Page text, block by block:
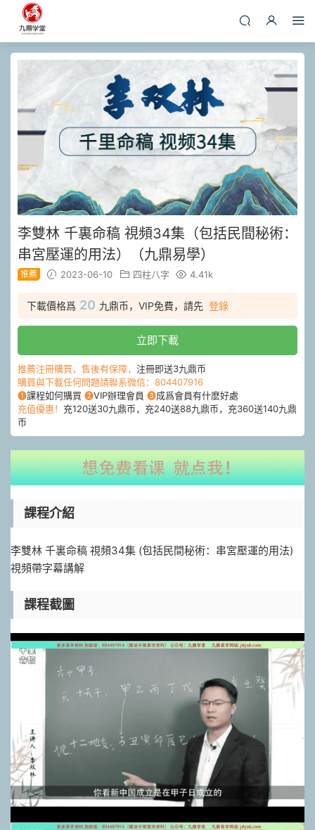
李雙林 千裏命稿 視頻34集（包括民間秘術：
串宮壓運的用法）（九鼎易學）
推薦 2023-06-10 四柱八字 4.41k
下載價格爲 20 九鼎币，VIP免費，請先 登錄
立即下載
推薦注冊購買，售後有保障， 注冊即送3九鼎币
購買與下載任何問題請聯系微信：804407916
❶課程如何購買 ❷VIP辦理會員 ❸成爲會員有什麽好處
充值優惠！ 充120送30九鼎币，充240送88九鼎币，充360送140九鼎
币
課程介紹
李雙林 千裏命稿 視頻34集 (包括民間秘術： 串宮壓運的用法)
視頻帶字幕講解
課程截圖